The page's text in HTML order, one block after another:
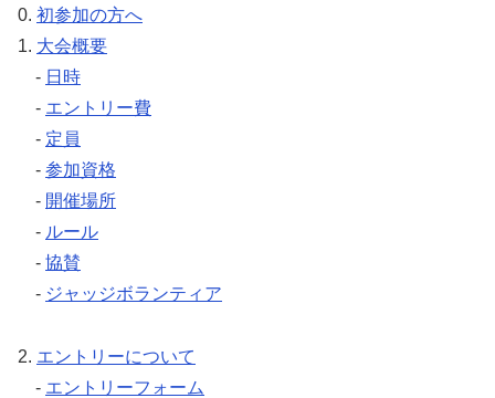
0. 初参加の方へ
1. 大会概要
- 日時
- エントリー費
- 定員
- 参加資格
- 開催場所
- ルール
- 協賛
- ジャッジボランティア
2. エントリーについて
- エントリーフォーム